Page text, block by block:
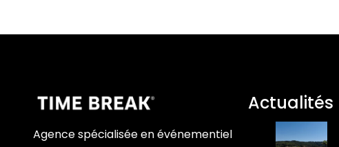
Agence spécialisée en événementiel
Actualités